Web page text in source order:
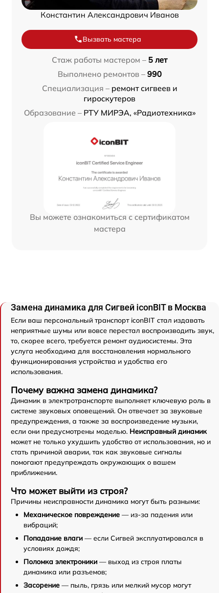
Константин Александрович Иванов
Вызвать мастера
Стаж работы мастером – 5 лет
Выполнено ремонтов – 990
Специализация – ремонт сигвеев и
гироскутеров
Образование – РТУ МИРЭА, «Радиотехника»
Вы можете ознакомиться с сертификатом
мастера
Замена динамика для Сигвей iconBIT в Москва
Если ваш персональный транспорт iconBIT стал издавать
неприятные шумы или вовсе перестал воспроизводить звук,
то, скорее всего, требуется ремонт аудиосистемы. Эта
услуга необходима для восстановления нормального
функционирования устройства и удобства его
использования.
Почему важна замена динамика?
Динамик в электротранспорте выполняет ключевую роль в
системе звуковых оповещений. Он отвечает за звуковые
предупреждения, а также за воспроизведение музыки,
если они предусмотрены моделью. Неисправный динамик
может не только ухудшить удобство от использования, но и
стать причиной аварии, так как звуковые сигналы
помогают предупреждать окружающих о вашем
приближении.
Что может выйти из строя?
Причины неисправности динамика могут быть разными:
Механическое повреждение — из-за падения или
вибраций;
Попадание влаги — если Сигвей эксплуатировался в
условиях дождя;
Поломка электроники — выход из строя платы
динамика или разъемов;
Засорение — пыль, грязь или мелкий мусор могут